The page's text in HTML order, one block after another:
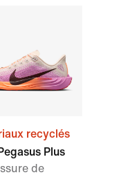
recyclés
Plus
de